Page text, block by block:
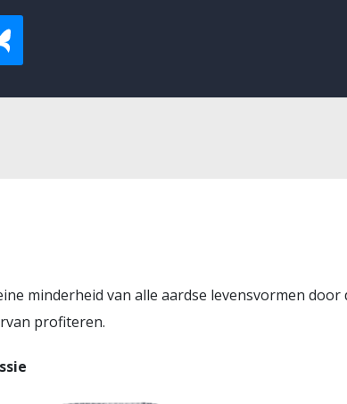
minderheid van alle aardse levensvormen
profiteren.